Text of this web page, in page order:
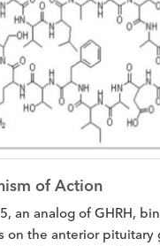
of Action
an analog of GHRH,
on the anterior pituitary